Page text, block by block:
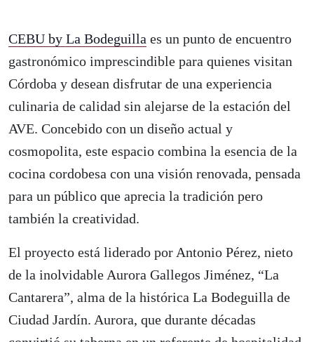
CEBU by La Bodeguilla es un punto de encuentro
gastronómico imprescindible para quienes visitan
Córdoba y desean disfrutar de una experiencia
culinaria de calidad sin alejarse de la estación del
AVE. Concebido con un diseño actual y
cosmopolita, este espacio combina la esencia de la
cocina cordobesa con una visión renovada, pensada
para un público que aprecia la tradición pero
también la creatividad.
El proyecto está liderado por Antonio Pérez, nieto
de la inolvidable Aurora Gallegos Jiménez, “La
Cantarera”, alma de la histórica La Bodeguilla de
Ciudad Jardín. Aurora, que durante décadas